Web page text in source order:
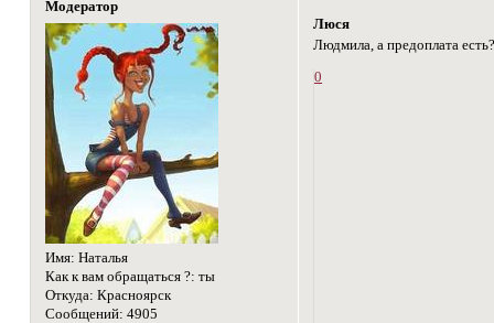
Модератор
Имя: Наталья
Как к вам обращаться ?: ты
Откуда: Красноярск
Сообщений: 4905
Люся
Людмила, а предоплата
0